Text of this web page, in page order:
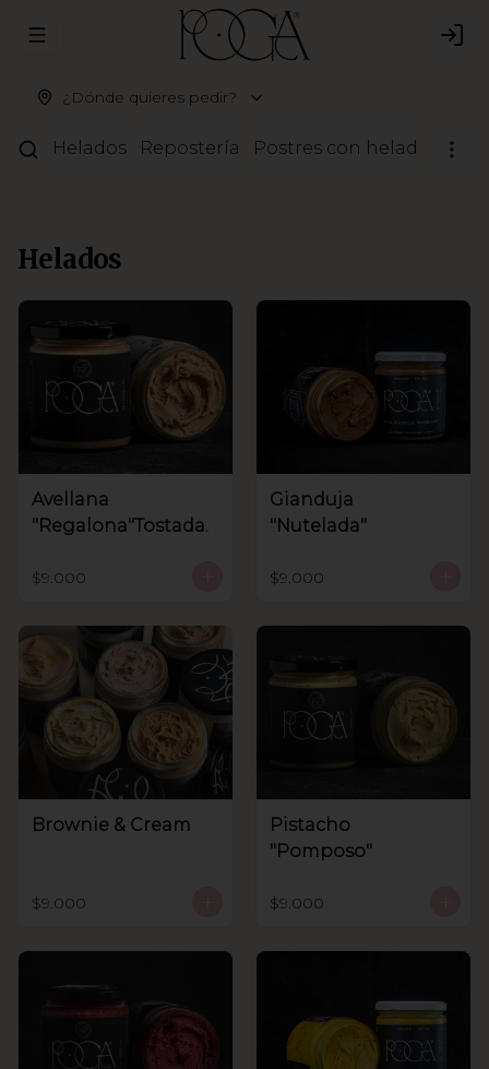
Abrir menu de navegación
¿Dónde quieres pedir?
Helados Repostería Postres con helado
Helados
Avellana
"Regalona"Tostada.
$9.000
Gianduja
"Nutelada"
$9.000
Brownie & Cream
$9.000
Pistacho
"Pomposo"
$9.000